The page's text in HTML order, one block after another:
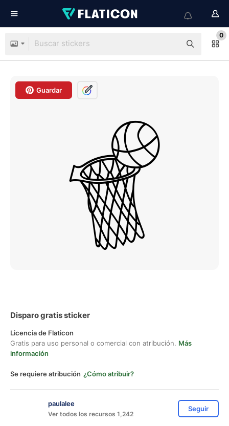
0
Guardar
Disparo gratis sticker
Licencia de Flaticon
Gratis para uso personal o comercial con atribución. Más
información
Se requiere atribución ¿Cómo atribuir?
paulalee
Ver todos los recursos 1,242
Seguir